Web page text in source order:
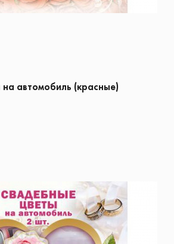
автомобиль (красные)